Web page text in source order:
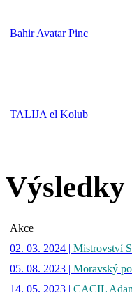
Bahir Avatar Pinc
TALIJA el Kolub
Akce
02. 03. 2024 | Mistrovství
05. 08. 2023 | Moravský
14. 05. 2023 | CACIL